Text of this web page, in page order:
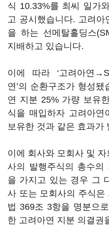
식 10.33%를 최씨 일가
고 공시했습니다. 고려
을 하는 선메탈홀딩스
지배하고 있습니다.
이에 따라 ‘고려아연
연’의 순환구조가 형성
연 지분 25% 가량 보유
식을 매입하자 고려아
보유한 것과 같은 효과가
이에 회사와 모회사 및
사의 발행주식의 총수
을 가지고 있는 경우 그
사 또는 모회사의 주식
법 369조 3항을 명분으
한 고려아연 지분 의결권